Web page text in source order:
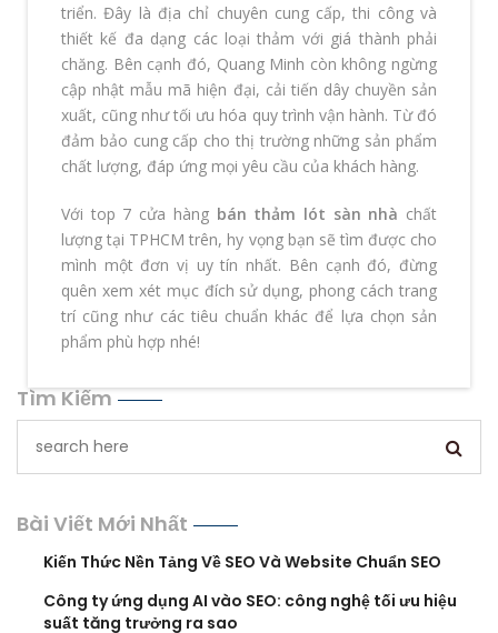
triển. Đây là địa chỉ chuyên cung cấp, thi công và
thiết kế đa dạng các loại thảm với giá thành phải
chăng. Bên cạnh đó, Quang Minh còn không ngừng
cập nhật mẫu mã hiện đại, cải tiến dây chuyền sản
xuất, cũng như tối ưu hóa quy trình vận hành. Từ đó
đảm bảo cung cấp cho thị trường những sản phẩm
chất lượng, đáp ứng mọi yêu cầu của khách hàng.
Với top 7 cửa hàng bán thảm lót sàn nhà chất
lượng tại TPHCM trên, hy vọng bạn sẽ tìm được cho
mình một đơn vị uy tín nhất. Bên cạnh đó, đừng
quên xem xét mục đích sử dụng, phong cách trang
trí cũng như các tiêu chuẩn khác để lựa chọn sản
phẩm phù hợp nhé!
Tìm Kiếm
Bài Viết Mới Nhất
Kiến Thức Nền Tảng Về SEO Và Website Chuẩn SEO
Công ty ứng dụng AI vào SEO: công nghệ tối ưu hiệu
suất tăng trưởng ra sao